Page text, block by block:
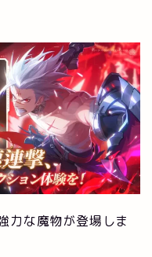
力な魔物が登場しま